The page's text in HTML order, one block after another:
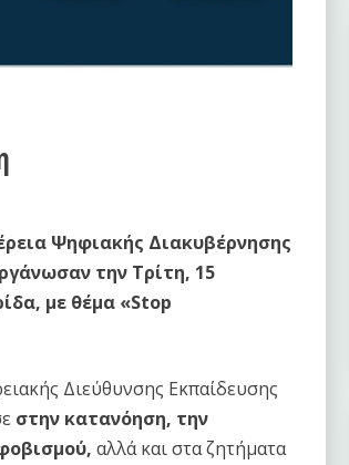
Ψηφιακής Διακυβέρνησης
την Τρίτη, 15
με θέμα «Stop
Διεύθυνσης Εκπαίδευσης
στην κατανόηση, την
αλλά και στα ζητήματα